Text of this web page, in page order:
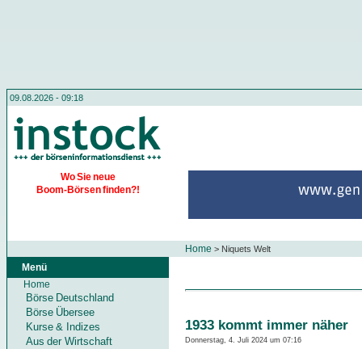
09.08.2026 - 09:18
Wo Sie neue
Boom-Börsen finden?!
Home > Niquets Welt
Menü
Home
Börse Deutschland
Börse Übersee
Kurse & Indizes
Aus der Wirtschaft
1933 kommt immer näher
Donnerstag, 4. Juli 2024 um 07:16